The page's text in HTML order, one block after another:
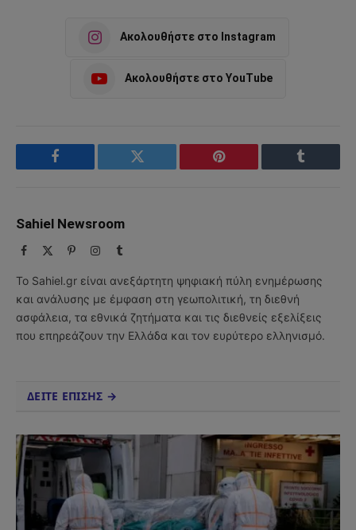
Ακολουθήστε στο Instagram
Ακολουθήστε στο YouTube
Facebook Twitter Pinterest Tumblr
Sahiel Newsroom
Facebook PinterestInstagram
Tumblr
Το Sahiel.gr είναι ανεξάρτητη ψηφιακή πύλη ενημέρωσης
και ανάλυσης με έμφαση στη γεωπολιτική, τη διεθνή
ασφάλεια, τα εθνικά ζητήματα και τις διεθνείς εξελίξεις
που επηρεάζουν την Ελλάδα και τον ευρύτερο ελληνισμό.
ΔΕΙΤΕ ΕΠΙΣΗΣ →